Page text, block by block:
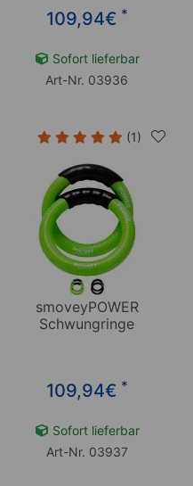
109,94€ *
Sofort lieferbar
Art-Nr. 03936
(1)
smoveyPOWER
Schwungringe
109,94€ *
Sofort lieferbar
Art-Nr. 03937